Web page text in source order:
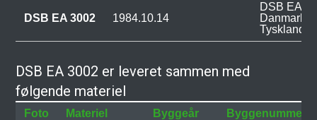
DSB EA 3002 1984.10.14
DSB EA
Danmark
Tyskland.
DSB EA 3002 er leveret sammen med
følgende materiel
Foto Materiel Byggeår
Byggenummer